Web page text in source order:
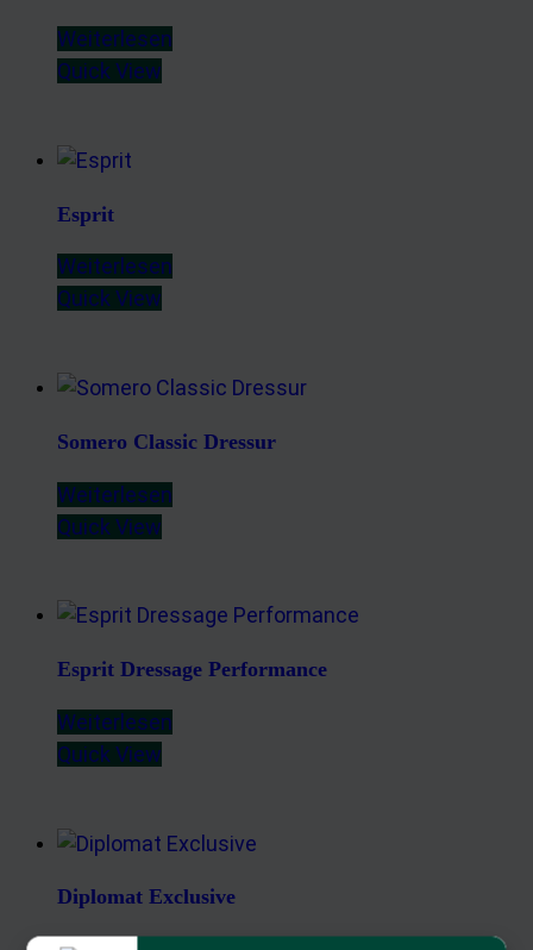
Weiterlesen
Quick View
Esprit
Weiterlesen
Quick View
Somero Classic Dressur
Weiterlesen
Quick View
Esprit Dressage Performance
Weiterlesen
Quick View
Diplomat Exclusive